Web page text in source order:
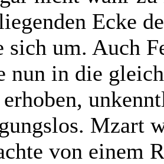
Ecke
sich um. Auch
nun in die
Mzart
von einem